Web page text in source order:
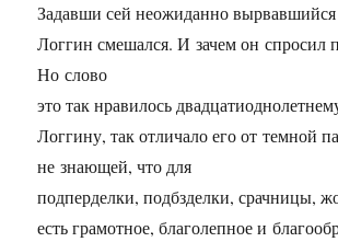
Задавши сей неожиданно вырвавшийся
Логгин смешался. И зачем он спросил
Но слово
это так нравилось
Логгину, так отличало его от темной
не знающей, что для
подперделки, подбзделки, срачницы,
есть грамотное, благолепное и